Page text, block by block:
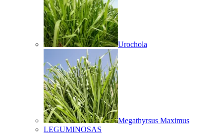
Urochola
Megathyrsus Maximus
LEGUMINOSAS